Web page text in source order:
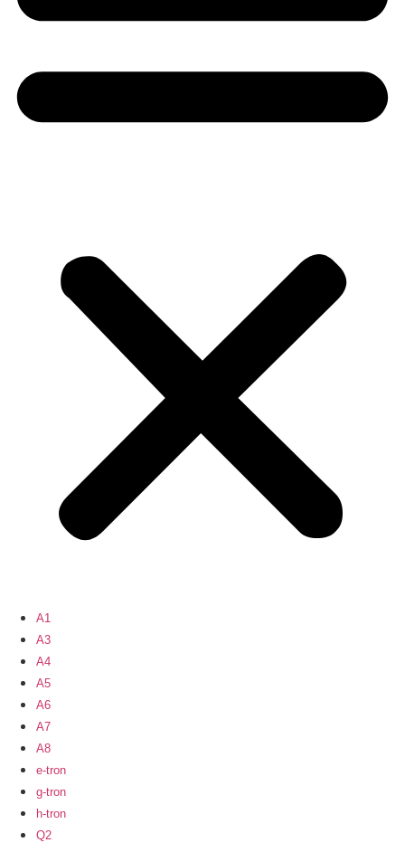
A1
A3
A4
A5
A6
A7
A8
e-tron
g-tron
h-tron
Q2